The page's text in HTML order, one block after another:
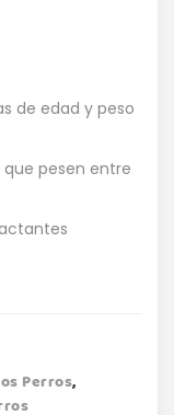
de edad y peso
pesen entre
Perros,